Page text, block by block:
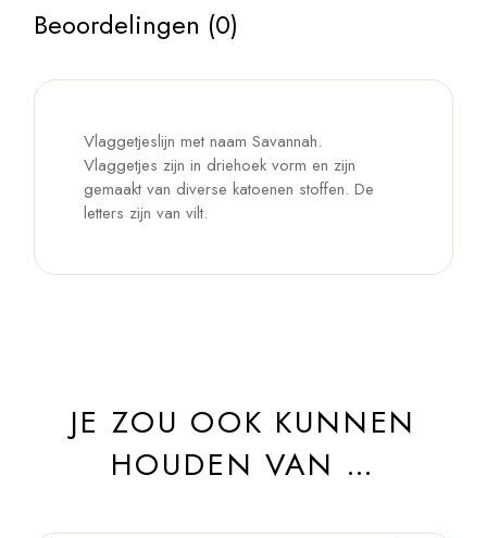
Beoordelingen (0)
Vlaggetjeslijn met naam Savannah.
Vlaggetjes zijn in driehoek vorm en zijn
gemaakt van diverse katoenen stoffen. De
letters zijn van vilt.
JE ZOU OOK KUNNEN
HOUDEN VAN …